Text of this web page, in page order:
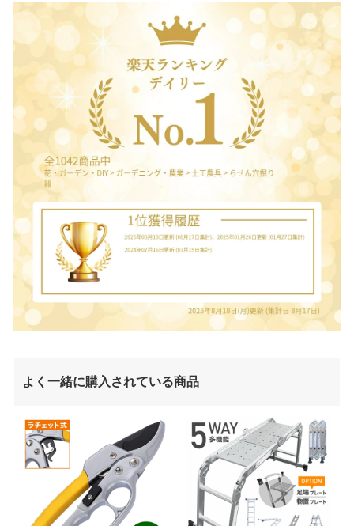
よく一緒に購入されている商品